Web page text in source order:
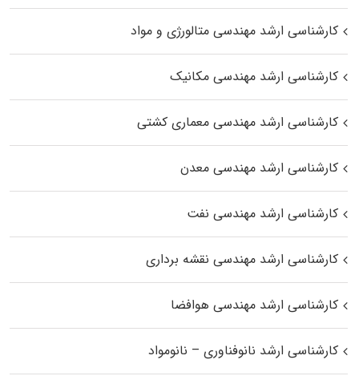
کارشناسی ارشد مهندسی متالورژی و مواد
کارشناسی ارشد مهندسی مکانیک
کارشناسی ارشد مهندسی معماری کشتی
کارشناسی ارشد مهندسی معدن
کارشناسی ارشد مهندسی نفت
کارشناسی ارشد مهندسی نقشه برداری
کارشناسی ارشد مهندسی هوافضا
کارشناسی ارشد نانوفناوری – نانومواد